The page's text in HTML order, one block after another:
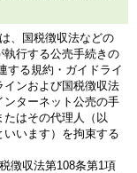
、国税徴収法などの
行する公売手続きの
する規約・ガイドライ
インおよび国税徴収法
ターネット公売の手
はその代理人（以
います）を拘束する
徴収法第108条第1項